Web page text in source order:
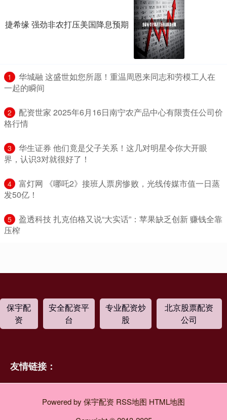
捷希缘 强劲非农打压美国降息预期
1
​华城融 这盛世如您所愿！重温周恩来同志和劳模工人在
一起的瞬间
2
​配资世家 2025年6月16日南宁农产品中心有限责任公司价
格行情
3
​华生证券 他们竟是父子关系！这几对明星令你大开眼
界，认识3对就很好了！
4
​富灯网 《哪吒2》接班人票房惨败，光线传媒市值一日蒸
发50亿！
5
​盈透科技 扎克伯格又说“大实话”：苹果缺乏创新 赚钱全靠
压榨
保宇配
资
安全配资平
台
专业配资炒
股
北京股票配资
公司
友情链接：
Powered by 保宇配资 RSS地图 HTML地图